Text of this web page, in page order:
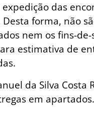
das
forma, não
nem os fins-
estimativa de
da Silva Costa
em apartados.